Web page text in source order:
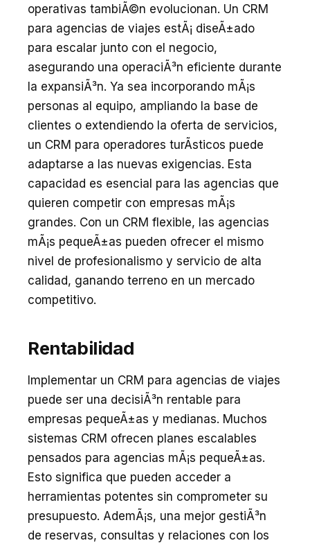
operativas tambiÃ©n evolucionan. Un CRM
para agencias de viajes estÃ¡ diseÃ±ado
para escalar junto con el negocio,
asegurando una operaciÃ³n eficiente durante
la expansiÃ³n. Ya sea incorporando mÃ¡s
personas al equipo, ampliando la base de
clientes o extendiendo la oferta de servicios,
un CRM para operadores turÃ­sticos puede
adaptarse a las nuevas exigencias. Esta
capacidad es esencial para las agencias que
quieren competir con empresas mÃ¡s
grandes. Con un CRM flexible, las agencias
mÃ¡s pequeÃ±as pueden ofrecer el mismo
nivel de profesionalismo y servicio de alta
calidad, ganando terreno en un mercado
competitivo.
Rentabilidad
Implementar un CRM para agencias de viajes
puede ser una decisiÃ³n rentable para
empresas pequeÃ±as y medianas. Muchos
sistemas CRM ofrecen planes escalables
pensados para agencias mÃ¡s pequeÃ±as.
Esto significa que pueden acceder a
herramientas potentes sin comprometer su
presupuesto. AdemÃ¡s, una mejor gestiÃ³n
de reservas, consultas y relaciones con los